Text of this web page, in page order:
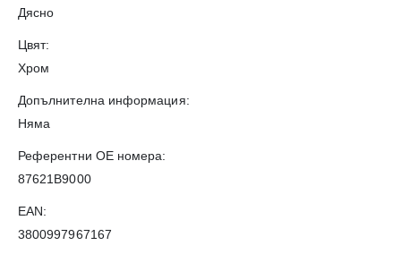
Дясно
Цвят:
Хром
Допълнителна информация:
Няма
Референтни OE номера:
87621B9000
EAN:
3800997967167